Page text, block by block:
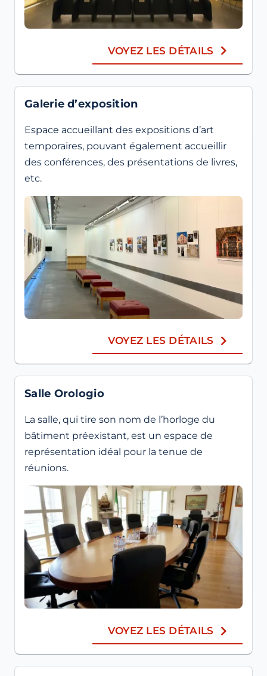
VOYEZ LES DÉTAILS
Galerie d’exposition
Espace accueillant des expositions d’art
temporaires, pouvant également accueillir
des conférences, des présentations de livres,
etc.
VOYEZ LES DÉTAILS
Salle Orologio
La salle, qui tire son nom de l’horloge du
bâtiment préexistant, est un espace de
représentation idéal pour la tenue de
réunions.
VOYEZ LES DÉTAILS